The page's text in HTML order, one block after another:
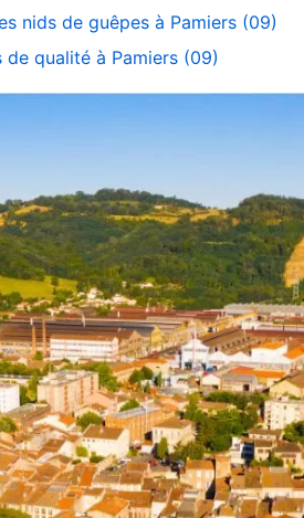
nids de guêpes à Pamiers (09)
qualité à Pamiers (09)